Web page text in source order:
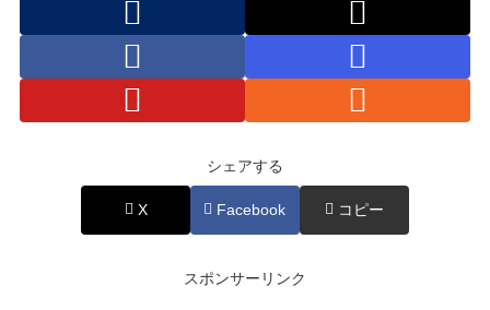
シェアする
X Facebook コピー
スポンサーリンク